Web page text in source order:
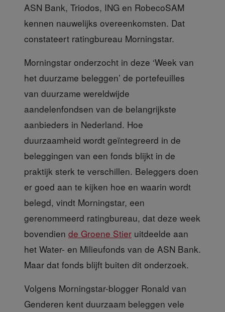
ASN Bank, Triodos, ING en RobecoSAM
kennen nauwelijks overeenkomsten. Dat
constateert ratingbureau Morningstar.
Morningstar onderzocht in deze ‘Week van
het duurzame beleggen’ de portefeuilles
van duurzame wereldwijde
aandelenfondsen van de belangrijkste
aanbieders in Nederland. Hoe
duurzaamheid wordt geïntegreerd in de
beleggingen van een fonds blijkt in de
praktijk sterk te verschillen. Beleggers doen
er goed aan te kijken hoe en waarin wordt
belegd, vindt Morningstar, een
gerenommeerd ratingbureau, dat deze week
bovendien de Groene Stier uitdeelde aan
het Water- en Milieufonds van de ASN Bank.
Maar dat fonds blijft buiten dit onderzoek.
Volgens Morningstar-blogger Ronald van
Genderen kent duurzaam beleggen vele